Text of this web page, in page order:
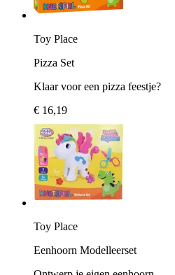
Toy Place
Pizza Set
Klaar voor een pizza feestje?
€ 16,19
Toy Place
Eenhoorn Modelleerset